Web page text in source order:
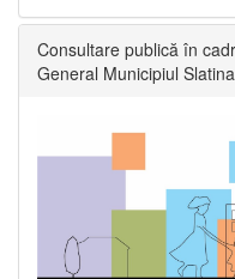
Consultare publică în
General Municipiul